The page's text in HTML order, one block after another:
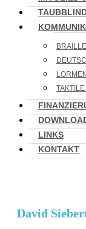
BRAILLE
LORMEN
LINKS
KONTAKT
David